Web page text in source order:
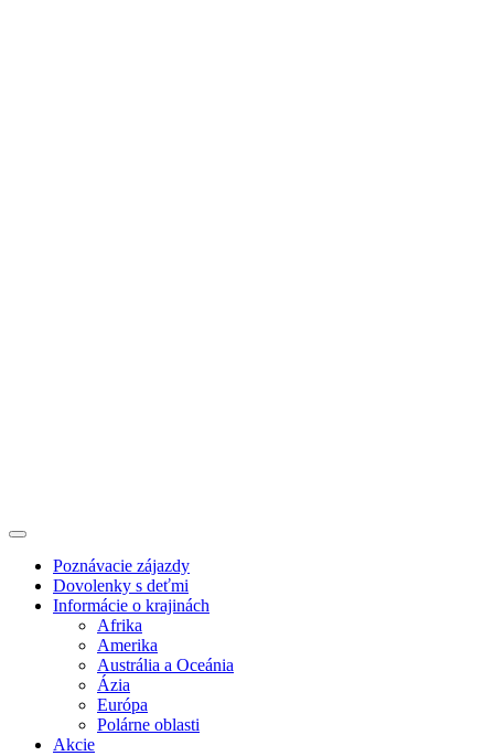
Poznávacie zájazdy
Dovolenky s deťmi
Informácie o krajinách
Afrika
Amerika
Austrália a Oceánia
Ázia
Európa
Polárne oblasti
Akcie